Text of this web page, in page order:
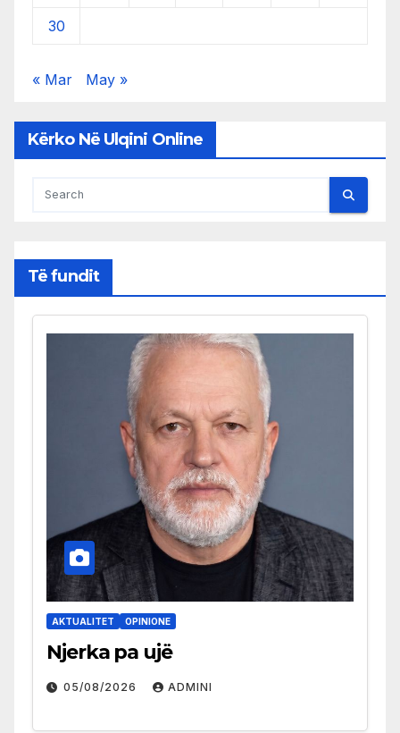
30
« Mar May »
Kërko Në Ulqini Online
Të fundit
AKTUALITET OPINIONE
Njerka pa ujë
05/08/2026 ADMINI